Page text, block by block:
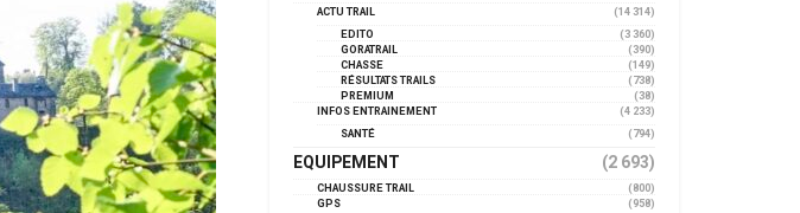
ACTU TRAIL
(14 314)
EDITO
(3 360)
GORATRAIL
(390)
CHASSE
(149)
RÉSULTATS TRAILS
(738)
PREMIUM
(38)
INFOS ENTRAINEMENT
(4 233)
SANTÉ
(794)
EQUIPEMENT (2 693)
CHAUSSURE TRAIL
(800)
GPS
(958)